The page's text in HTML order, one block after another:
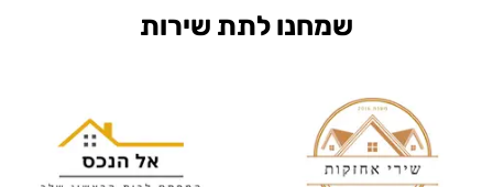
שמחנו לתת שירות